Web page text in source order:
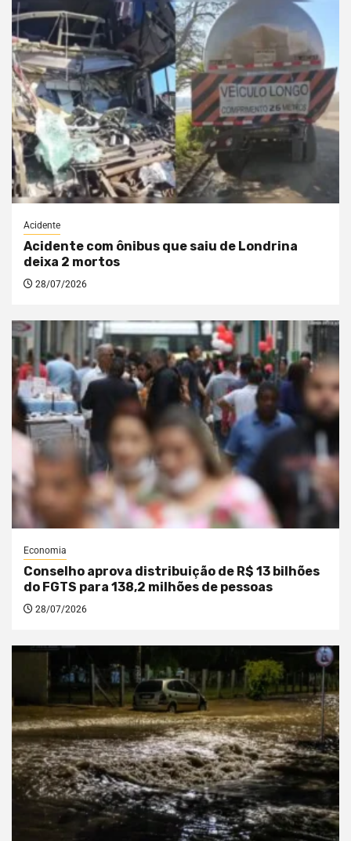
Acidente
Acidente com ônibus que saiu de Londrina
deixa 2 mortos
28/07/2026
Economia
Conselho aprova distribuição de R$ 13 bilhões
do FGTS para 138,2 milhões de pessoas
28/07/2026